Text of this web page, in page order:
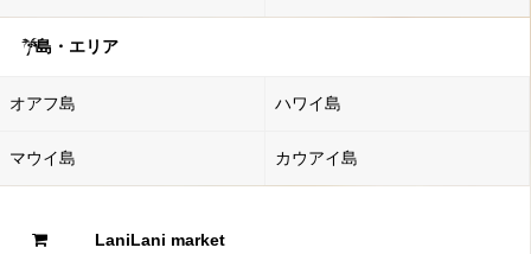
島・エリア
オアフ島 ハワイ島
マウイ島 カウアイ島
LaniLani market